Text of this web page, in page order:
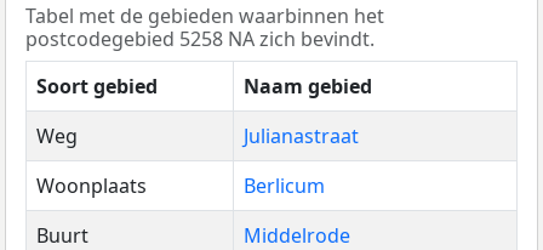
Tabel met de gebieden waarbinnen het
postcodegebied 5258 NA zich bevindt.
Soort gebied
Naam gebied
Weg
Julianastraat
Woonplaats
Berlicum
Buurt
Middelrode